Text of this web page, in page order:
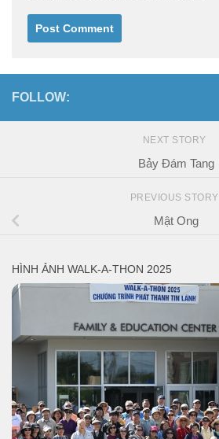
FOLLOW:
NEXT STORY
Bảy Đám Tang
PREVIOUS STORY
Mật Ong
HÌNH ẢNH WALK-A-THON 2025